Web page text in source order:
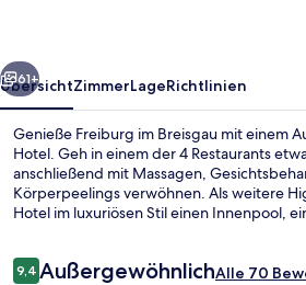
Weiter
61+
ÜbersichtZimmerLageRichtlinien
Genieße Freiburg im Breisgau mit einem
Hotel. Geh in einem der 4 Restaurants
anschließend mit Massagen,
Körperpeelings verwöhnen. Als weitere
Hotel im luxuriösen Stil einen Innenpool,
Bewertungen
9,49,4 von 10.
AußergewöhnlichAlle 70